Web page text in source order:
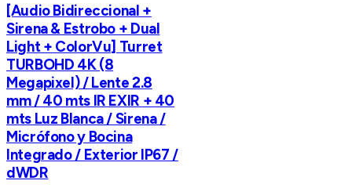
[Audio Bidireccional +
Sirena & Estrobo + Dual
Light + ColorVu] Turret
TURBOHD 4K (8
Megapixel) / Lente 2.8
mm / 40 mts IR EXIR + 40
mts Luz Blanca / Sirena /
Micrófono y Bocina
Integrado / Exterior IP67 /
dWDR